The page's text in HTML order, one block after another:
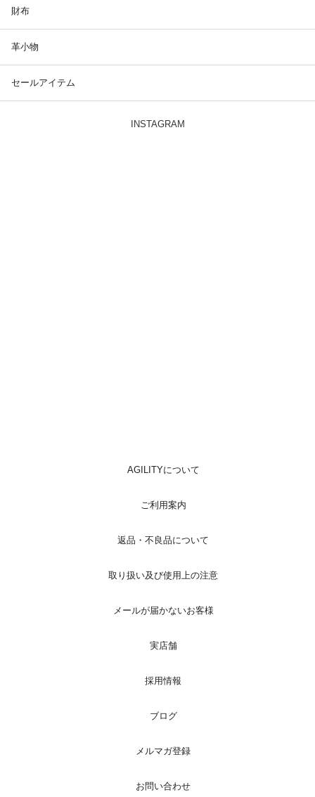
財布
革小物
セールアイテム
INSTAGRAM
AGILITYについて
ご利用案内
返品・不良品について
取り扱い及び使用上の注意
メールが届かないお客様
実店舗
採用情報
ブログ
メルマガ登録
お問い合わせ